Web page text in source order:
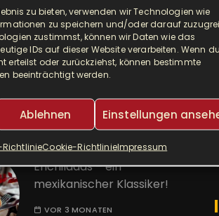
zu bieten, verwenden wir Technologien wie
zu speichern und/oder darauf
zustimmst, können wir Daten wie das
IDs auf dieser Website verarbeiten. Wenn du
erteilst oder zurückziehst, können bestimmte
beeinträchtigt werden.
Ablehnen Einstellungen
Cookie-RichtlinieImpressum
BEITRÄGE
Djuvec als Risotto! So ein
leckerer One Pot!
Enchiladas – ein
mexikanischer Klassiker!
VOR 3 MONATEN